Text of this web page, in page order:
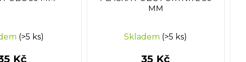
(>5 ks)
Kč
MM
Skladem (>5 ks)
35 Kč